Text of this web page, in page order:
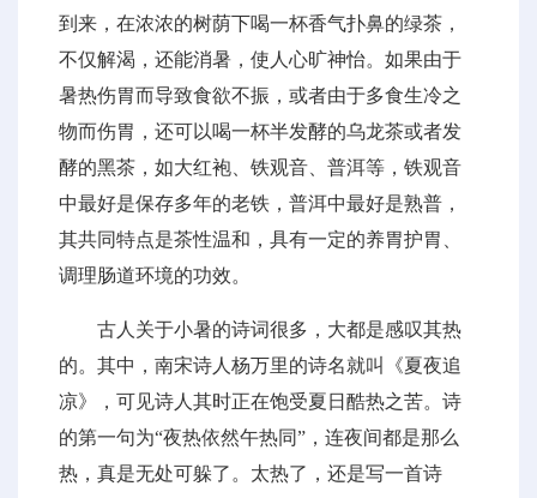
到来，在浓浓的树荫下喝一杯香气扑鼻的绿茶，
不仅解渴，还能消暑，使人心旷神怡。如果由于
暑热伤胃而导致食欲不振，或者由于多食生冷之
物而伤胃，还可以喝一杯半发酵的乌龙茶或者发
酵的黑茶，如大红袍、铁观音、普洱等，铁观音
中最好是保存多年的老铁，普洱中最好是熟普，
其共同特点是茶性温和，具有一定的养胃护胃、
调理肠道环境的功效。
古人关于小暑的诗词很多，大都是感叹其热
的。其中，南宋诗人杨万里的诗名就叫《夏夜追
凉》，可见诗人其时正在饱受夏日酷热之苦。诗
的第一句为“夜热依然午热同”，连夜间都是那么
热，真是无处可躲了。太热了，还是写一首诗